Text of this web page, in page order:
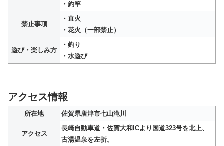
・釣竿
禁止事項
・直火
・花火（一部禁止）
遊び・楽しみ方
・釣り
・水遊び
アクセス情報
所在地 佐賀県唐津市七山滝川
アクセス
長崎自動車道・佐賀大和ICより国道323号を北上、
古湯温泉を左折。